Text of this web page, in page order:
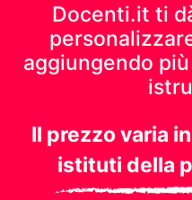
Docenti.it ti
aggiungendo
Il prezzo varia
istituti della